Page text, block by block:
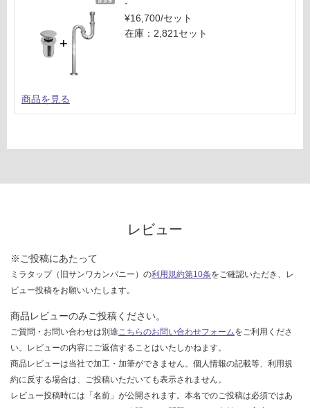
-
¥16,700/セット
在庫：2,821セット
商品を見る
レビュー
※ご投稿にあたって
ミラタップ（旧サンワカンパニー）の利用規約第10条をご確認いただき、レ
ビュー投稿をお願いいたします。
商品レビューのみご投稿ください。
ご質問・お問い合わせは別途 こちらのお問い合わせフォームをご利用くださ
い。レビューの内容にご返信することはいたしかねます。
商品レビューは当社で加工・加筆ができません。個人情報の記載等、利用規
約に反する場合は、ご投稿いただいても表示されません。
レビュー投稿時には「名前」が公開されます。本名でのご投稿は必須ではあ